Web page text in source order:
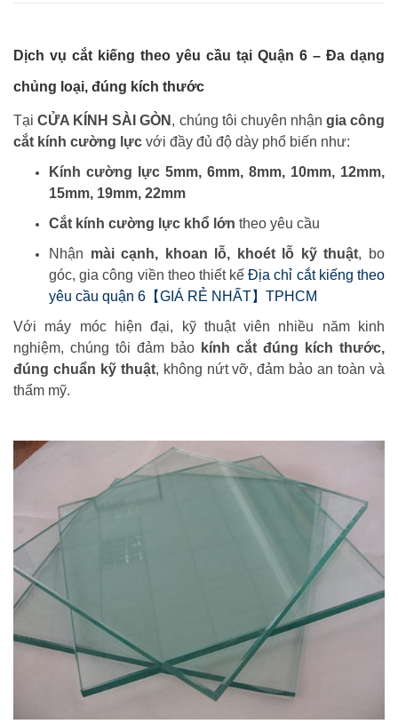
Dịch vụ cắt kiếng theo yêu cầu tại Quận 6 – Đa dạng
chủng loại, đúng kích thước
TạiCỬA KÍNH SÀI GÒN , chúng tôi chuyên nhận gia công
cắt kính cường lực với đầy đủ độ dày phổ biến như:
Kính cường lực 5mm, 6mm, 8mm, 10mm, 12mm,
15mm, 19mm, 22mm
Cắt kính cường lực khổ lớn theo yêu cầu
Nhận mài cạnh, khoan lỗ, khoét lỗ kỹ thuật, bo
góc, gia công viền theo thiết kếĐịa chỉ cắt kiếng theo
yêu cầu quận 6【GIÁ RẺ NHẤT】TPHCM
Với máy móc hiện đại, kỹ thuật viên nhiều năm kinh
nghiệm, chúng tôi đảm bảo kính cắt đúng kích thước,
đúng chuẩn kỹ thuật, không nứt vỡ, đảm bảo an toàn và
thẩm mỹ.